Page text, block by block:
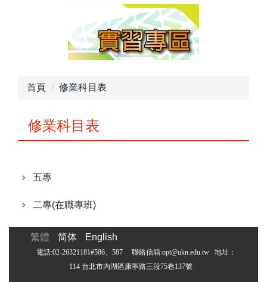
首頁 修業科目表
修業科目表
五專
二專(在職專班)
繁體 简体 English
電話:02-26321181#586、587 聯絡信箱:opt@ukn.edu.tw 地址：
114 台北市內湖區康寧路三段75巷137號